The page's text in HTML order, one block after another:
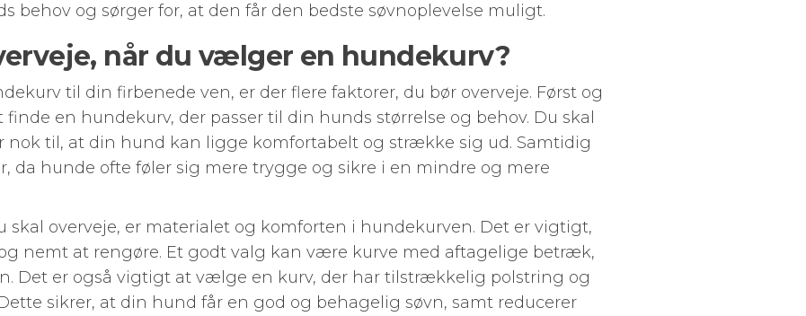
behov og sørger for, at den får den bedste søvnoplevelse muligt.
når du vælger en hundekurv?
til din firbenede ven, er der flere faktorer, du bør overveje. Først og
en hundekurv, der passer til din hunds størrelse og behov. Du skal
nok til, at din hund kan ligge komfortabelt og strække sig ud. Samtidig
da hunde ofte føler sig mere trygge og sikre i en mindre og mere
skal overveje, er materialet og komforten i hundekurven. Det er vigtigt,
nemt at rengøre. Et godt valg kan være kurve med aftagelige betræk,
Det er også vigtigt at vælge en kurv, der har tilstrækkelig polstring og
sikrer, at din hund får en god og behagelig søvn, samt reducerer